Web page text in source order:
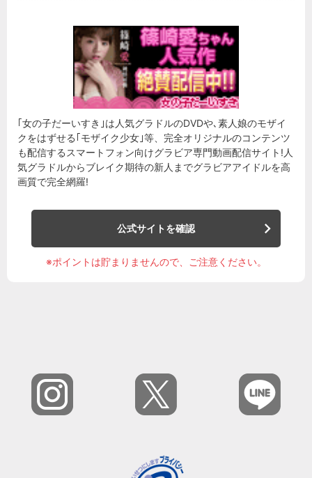
｢女の子だーいすき｣は人気グラドルのDVDや､素人娘のモザイ
クをはずせる｢モザイク少女｣等、完全オリジナルのコンテンツ
も配信するスマートフォン向けグラビア専門動画配信サイト!人
気グラドルからブレイク期待の新人までグラビアアイドルを高
画質で完全網羅!
公式サイトを確認
※ポイントは貯まりませんので、ご注意ください。